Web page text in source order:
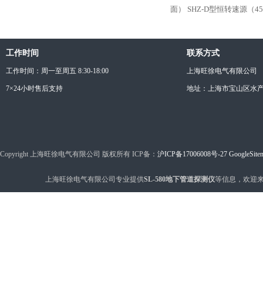
面）
SHZ-D型恒转速源（
工作时间
工作时间：周一至周五 8:30-18:00
7×24小时售后支持
联系方式
上海旺徐电气有限公司
地址：上海市宝山区水
Copyright 上海旺徐电气有限公司 版权所有 ICP备： 沪ICP备17006008号-27
上海旺徐电气有限公司专业提供SL-580地下管道探测仪等信息，欢迎